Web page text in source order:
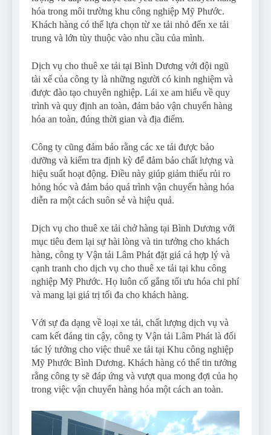
hóa trong môi trường khu công nghiệp Mỹ Phước.
Khách hàng có thể lựa chọn từ xe tải nhỏ đến xe tải
trung và lớn tùy thuộc vào nhu cầu của mình.
Dịch vụ cho thuê xe tải tại Bình Dương với đội ngũ
tài xế của công ty là những người có kinh nghiệm và
được đào tạo chuyên nghiệp. Lái xe am hiểu về quy
trình và quy định an toàn, đảm bảo vận chuyển hàng
hóa an toàn, đúng thời gian và địa điểm.
Công ty cũng đảm bảo rằng các xe tải được bảo
dưỡng và kiểm tra định kỳ để đảm bảo chất lượng và
hiệu suất hoạt động. Điều này giúp giảm thiểu rủi ro
hỏng hóc và đảm bảo quá trình vận chuyển hàng hóa
diễn ra một cách suôn sẻ và hiệu quả.
Dịch vụ cho thuê xe tải chở hàng tại Bình Dương với
mục tiêu đem lại sự hài lòng và tin tưởng cho khách
hàng, công ty Vận tải Lâm Phát đặt giá cả hợp lý và
cạnh tranh cho dịch vụ cho thuê xe tải tại khu công
nghiệp Mỹ Phước. Họ luôn cố gắng tối ưu hóa chi phí
và mang lại giá trị tối đa cho khách hàng.
Với sự đa dạng về loại xe tải, chất lượng dịch vụ và
cam kết đáng tin cậy, công ty Vận tải Lâm Phát là đối
tác lý tưởng cho việc thuê xe tải tại Khu công nghiệp
Mỹ Phước Bình Dương. Khách hàng có thể tin tưởng
rằng công ty sẽ đáp ứng và vượt qua mong đợi của họ
trong việc vận chuyển hàng hóa một cách an toàn.